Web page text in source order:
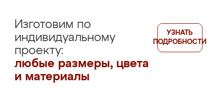
Изготовим по
индивидуальному
проекту:
любые размеры, цвета
и материалы
УЗНАТЬ
ПОДРОБНОСТИ